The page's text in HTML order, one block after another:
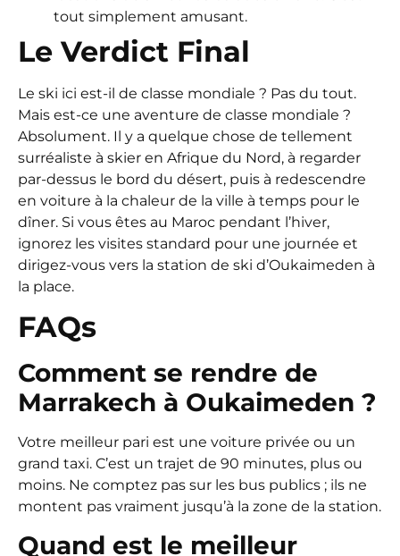
tout simplement amusant.
Le Verdict Final
Le ski ici est-il de classe mondiale ? Pas du tout.
Mais est-ce une aventure de classe mondiale ?
Absolument. Il y a quelque chose de tellement
surréaliste à skier en Afrique du Nord, à regarder
par-dessus le bord du désert, puis à redescendre
en voiture à la chaleur de la ville à temps pour le
dîner. Si vous êtes au Maroc pendant l’hiver,
ignorez les visites standard pour une journée et
dirigez-vous vers la station de ski d’Oukaimeden à
la place.
FAQs
Comment se rendre de
Marrakech à Oukaimeden ?
Votre meilleur pari est une voiture privée ou un
grand taxi. C’est un trajet de 90 minutes, plus ou
moins. Ne comptez pas sur les bus publics ; ils ne
montent pas vraiment jusqu’à la zone de la station.
Quand est le meilleur